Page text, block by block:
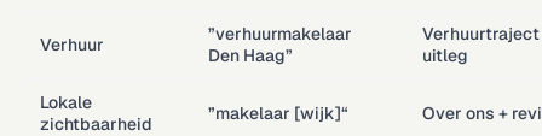
Verhuur
”verhuurmakelaar
Den Haag”
Verhuurtraject
uitleg
Lokale
zichtbaarheid
”makelaar [wijk]“ Over ons +